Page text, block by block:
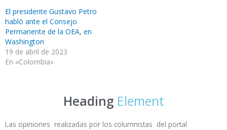
El presidente Gustavo Petro
habló ante el Consejo
Permanente de la OEA, en
Washington
19 de abril de 2023
En «Colombia»
Heading Element
Las opiniones realizadas por los columnistas del portal